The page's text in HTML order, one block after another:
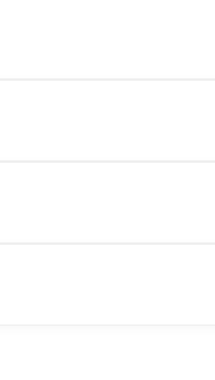
河北省衡水市高新区北
目供货，厂家电话：
全国项目供货，联系电
、FPS 隔震支座，电
货、安装指导全套服